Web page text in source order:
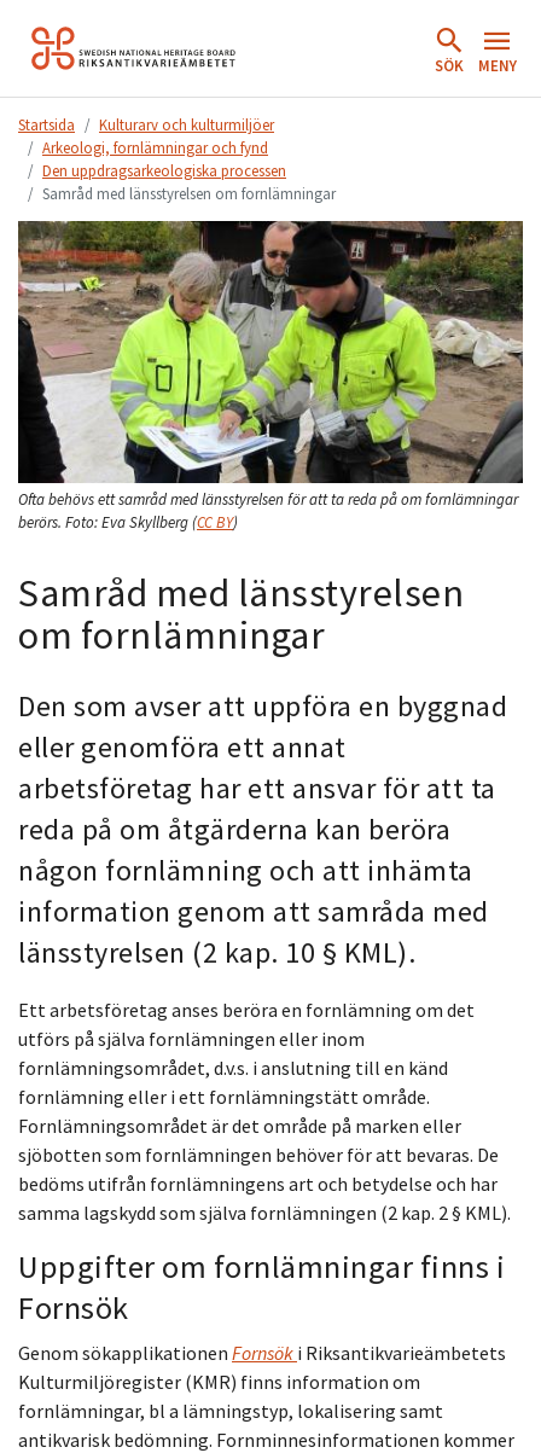
Hoppa
till
SÖK MENY
Startsida
Kulturarv och kulturmiljöer
Arkeologi, fornlämningar och fynd
Den uppdragsarkeologiska processen
Samråd med länsstyrelsen om fornlämningar
Ofta behövs ett samråd med länsstyrelsen för att ta reda på om fornlämningar
berörs. Foto:Eva Skyllberg(CC BY)
Samråd med länsstyrelsen
om fornlämningar
Den som avser att uppföra en byggnad
eller genomföra ett annat
arbetsföretag har ett ansvar för att ta
reda på om åtgärderna kan beröra
någon fornlämning och att inhämta
information genom att samråda med
länsstyrelsen (2 kap. 10 § KML).
Ett arbetsföretag anses beröra en fornlämning om det
utförs på själva fornlämningen eller inom
fornlämningsområdet, d.v.s. i anslutning till en känd
fornlämning eller i ett fornlämningstätt område.
Fornlämningsområdet är det område på marken eller
sjöbotten som fornlämningen behöver för att bevaras. De
bedöms utifrån fornlämningens art och betydelse och har
samma lagskydd som själva fornlämningen (2 kap. 2 § KML).
Uppgifter om fornlämningar finns i
Fornsök
Genom sökapplikationen Fornsök i Riksantikvarieämbetets
Kulturmiljöregister (KMR) finns information om
fornlämningar, bl a lämningstyp, lokalisering samt
antikvarisk bedömning. Fornminnesinformationen kommer